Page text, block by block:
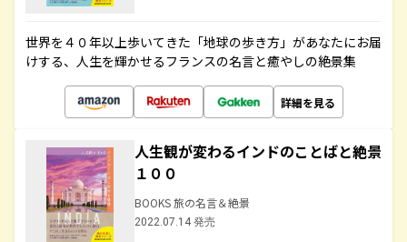
世界を４０年以上歩いてきた「地球の歩き方」があなたにお届
けする、人生を輝かせるフランスの名言と癒やしの絶景集
詳細を見る
人生観が変わるインドのことばと絶景
１００
BOOKS 旅の名言＆絶景
2022.07.14 発売